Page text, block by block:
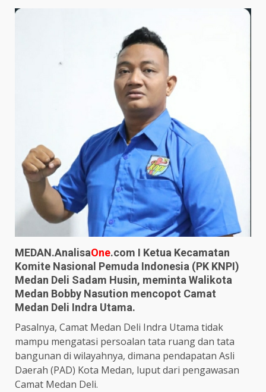
MEDAN.AnalisaOne.com I Ketua Kecamatan
Komite Nasional Pemuda Indonesia (PK KNPI)
Medan Deli Sadam Husin, meminta Walikota
Medan Bobby Nasution mencopot Camat
Medan Deli Indra Utama.
Pasalnya, Camat Medan Deli Indra Utama tidak
mampu mengatasi persoalan tata ruang dan tata
bangunan di wilayahnya, dimana pendapatan Asli
Daerah (PAD) Kota Medan, luput dari pengawasan
Camat Medan Deli.